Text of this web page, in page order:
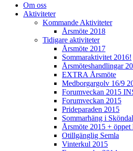
Om oss
Aktiviteter
Kommande Aktiviteter
Årsmöte 2018
Tidigare aktiviteter
Årsmöte 2017
Sommaraktivitet 2016!
Årsmöteshandlingar
EXTRA Årsmöte
Medborgargolv 16/9
Forumveckan 2015
Forumveckan 2015
Prideparaden 2015
Sommarhäng i
Årsmöte 2015 + öppet
Otillgänglig Semla
Vinterkul 2015